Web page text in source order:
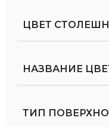
ЦВЕТ
НАЗВАНИЕ
ТИП